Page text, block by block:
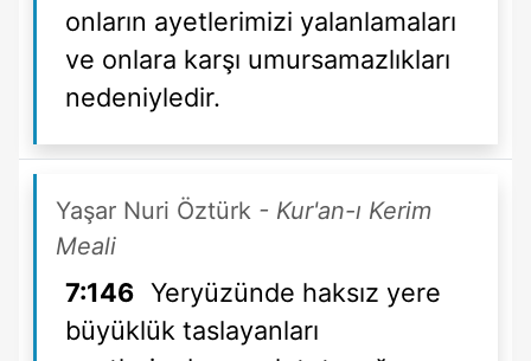
onların ayetlerimizi yalanlamaları
ve onlara karşı umursamazlıkları
nedeniyledir.
Yaşar Nuri Öztürk - Kur'an-ı Kerim
Meali
7:146 Yeryüzünde haksız yere
büyüklük taslayanları